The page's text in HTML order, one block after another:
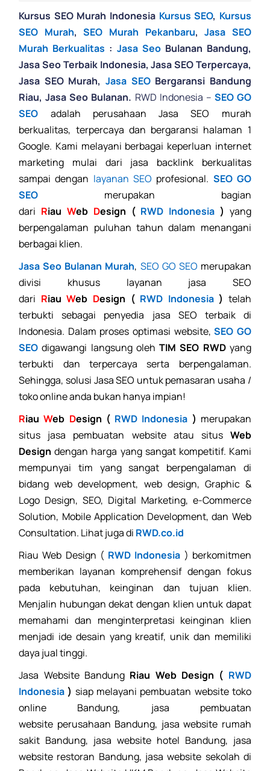
Kursus SEO Murah Indonesia Kursus SEO, Kursus
SEO Murah,SEO Murah Pekanbaru,Jasa SEO
Murah Berkualitas : Jasa SeoBulanan Bandung,
Jasa Seo Terbaik Indonesia, Jasa SEO Terpercaya,
Jasa SEO Murah, Jasa SEOBergaransi Bandung
Riau, Jasa Seo Bulanan. RWD Indonesia – SEO GO
SEO adalah perusahaan Jasa SEO murah
berkualitas, terpercaya dan bergaransi halaman 1
Google. Kami melayani berbagai keperluan internet
marketing mulai dari jasa backlink berkualitas
sampai dengan layanan SEO profesional. SEO GO
SEO merupakan bagian
dari Riau Web Design ( RWD Indonesia ) yang
berpengalaman puluhan tahun dalam menangani
berbagai klien.
Jasa Seo Bulanan Murah, SEO GO SEO merupakan
divisi khusus layanan jasa SEO
dari RiauWeb Design ( RWD Indonesia) telah
terbukti sebagai penyedia jasa SEO terbaik di
Indonesia. Dalam proses optimasi website,SEO GO
SEO digawangi langsung olehTIM SEO RWDyang
terbukti dan terpercaya serta berpengalaman.
Sehingga, solusi Jasa SEO untuk pemasaran usaha /
toko online anda bukan hanya impian!
RiauWeb Design ( RWD Indonesia ) merupakan
situs jasa pembuatan websiteatau situs Web
Design dengan harga yang sangat kompetitif. Kami
mempunyai tim yang sangat berpengalaman di
bidang web development, web design, Graphic &
Logo Design, SEO, Digital Marketing, e-Commerce
Solution, Mobile Application Development, dan Web
Consultation. Lihat juga di RWD.co.id
Riau Web Design ( RWD Indonesia ) berkomitmen
memberikan layanan komprehensif dengan fokus
pada kebutuhan, keinginan dan tujuan klien.
Menjalin hubungan dekat dengan klien untuk dapat
memahami dan menginterpretasi keinginan klien
menjadi ide desain yang kreatif, unik dan memiliki
daya jual tinggi.
Jasa Website Bandung Riau Web Design ( RWD
Indonesia ) siap melayani pembuatan website toko
online Bandung, jasa pembuatan
website perusahaan Bandung, jasa website rumah
sakit Bandung, jasa website hotel Bandung, jasa
website restoran Bandung, jasa website sekolah di